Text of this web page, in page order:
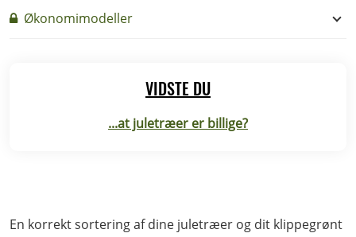
Økonomimodeller
VIDSTE DU
...at juletræer er billige?
En korrekt sortering af dine juletræer og dit klippegrønt